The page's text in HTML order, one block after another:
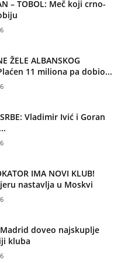
– TOBOL: Meč koji crno-
ŽELE ALBANSKOG
11 miliona pa dobio...
Vladimir Ivić i Goran
IMA NOVI KLUB!
nastavlja u Moskvi
Madrid doveo najskuplje
kluba